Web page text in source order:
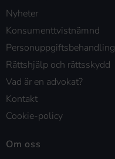
Nyheter
Konsumenttvistnämnd
Personuppgiftsbehandling
Rättshjälp och rättsskydd
Vad är en advokat?
Kontakt
Cookie-policy
Om oss